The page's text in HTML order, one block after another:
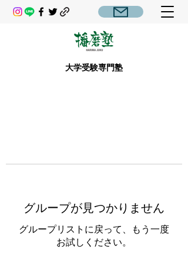
大学受験専門塾
グループが見つかりません
グループリストに戻って、もう一度
お試しください。